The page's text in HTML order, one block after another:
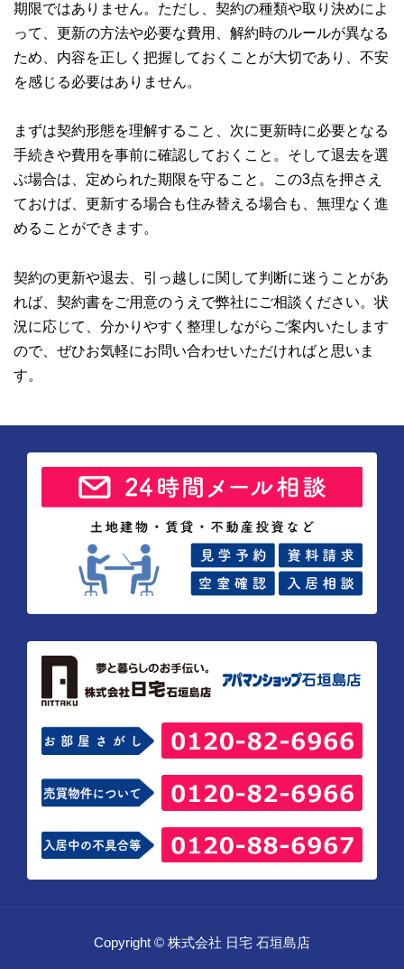
期限ではありません。ただし、契約の種類や取り決めによ
って、更新の方法や必要な費用、解約時のルールが異なる
ため、内容を正しく把握しておくことが大切であり、不安
を感じる必要はありません。
まずは契約形態を理解すること、次に更新時に必要となる
手続きや費用を事前に確認しておくこと。そして退去を選
ぶ場合は、定められた期限を守ること。この3点を押さえ
ておけば、更新する場合も住み替える場合も、無理なく進
めることができます。
契約の更新や退去、引っ越しに関して判断に迷うことがあ
れば、契約書をご用意のうえで弊社にご相談ください。状
況に応じて、分かりやすく整理しながらご案内いたします
ので、ぜひお気軽にお問い合わせいただければと思いま
す。
Copyright © 株式会社 日宅 石垣島店